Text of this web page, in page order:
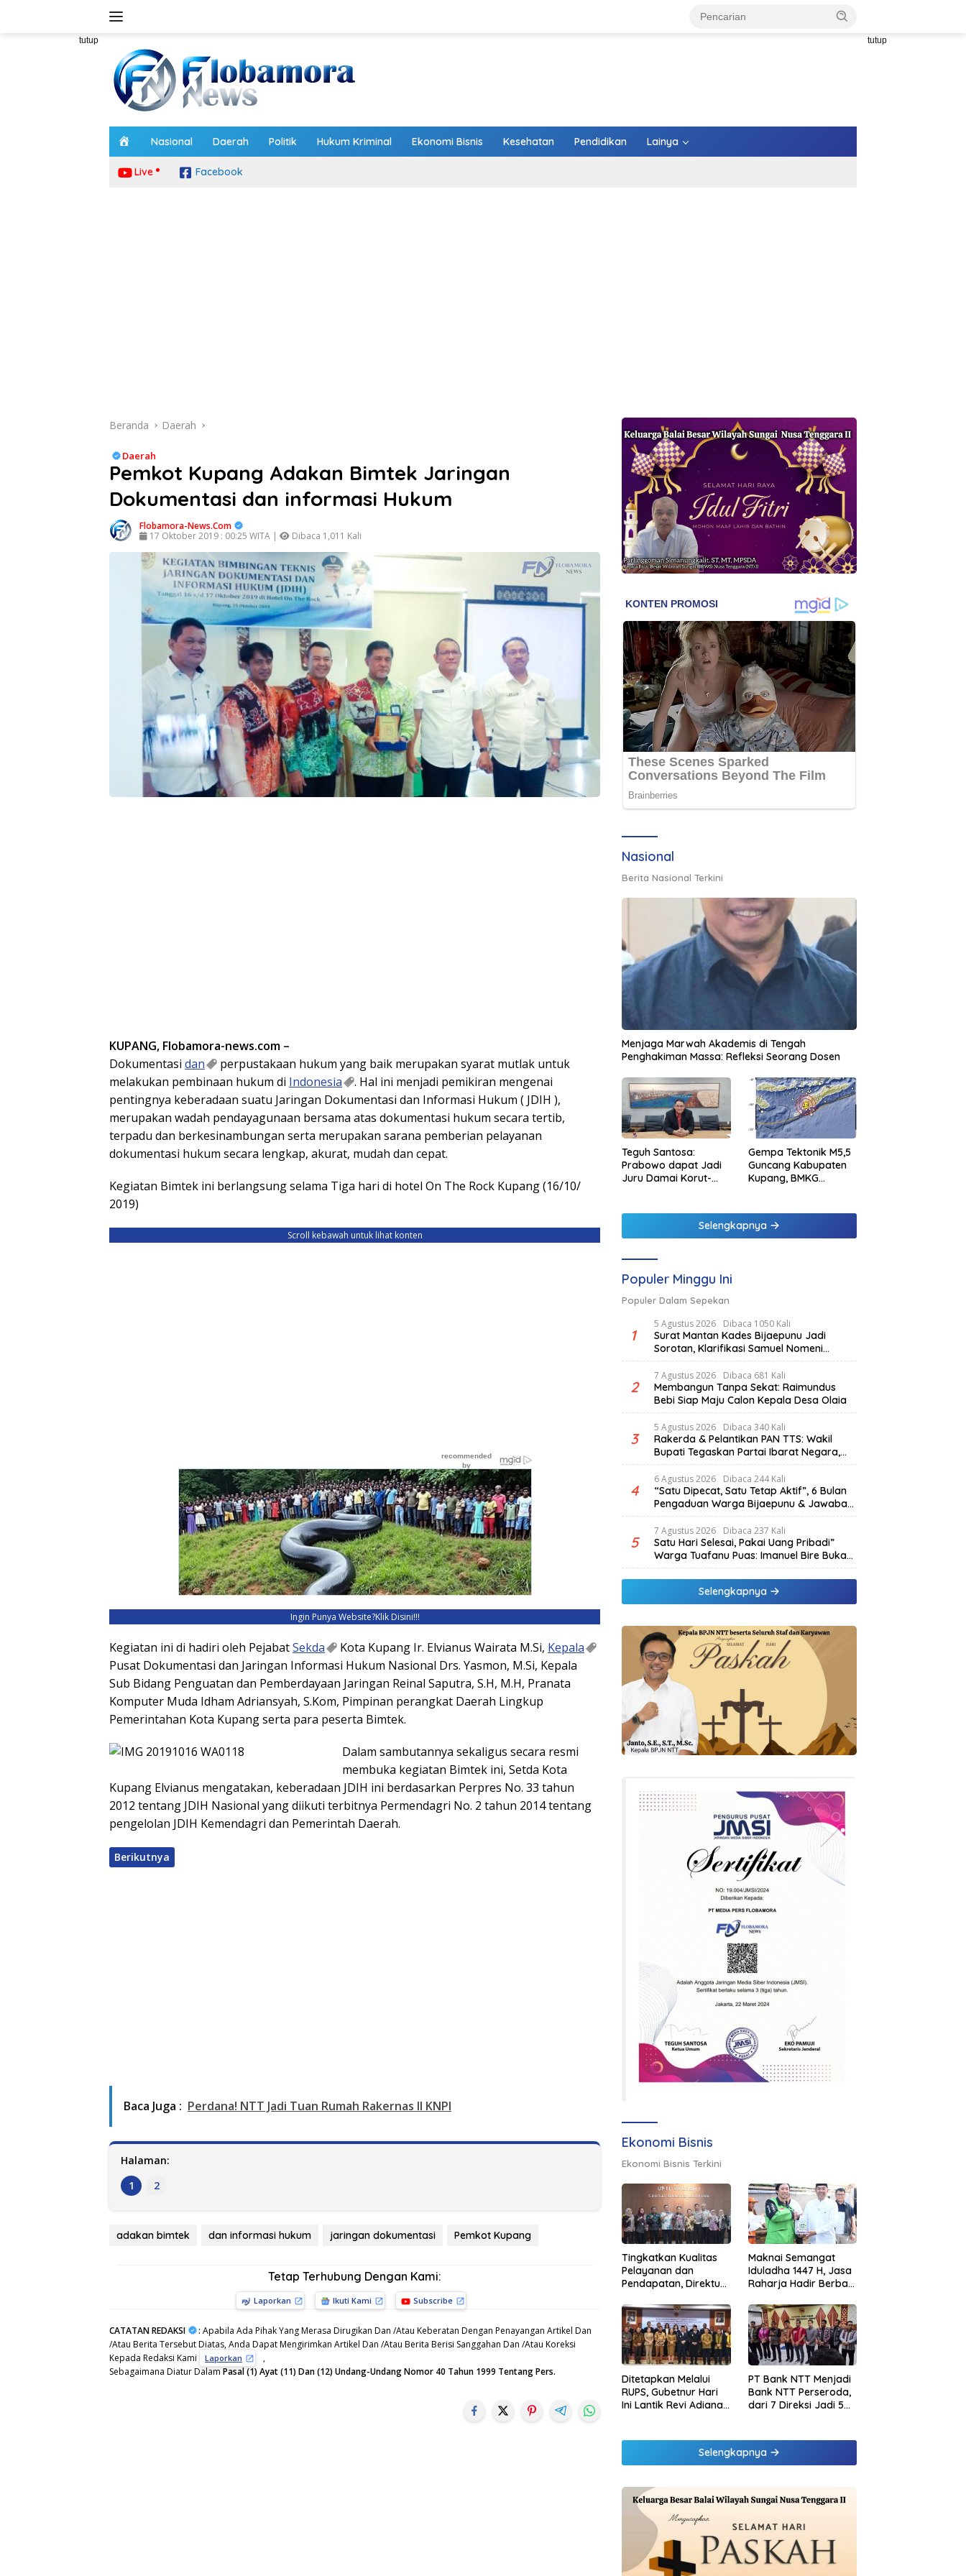
tutup tutup
o
m
e
Nasional Daerah Politik Hukum Kriminal Ekonomi Bisnis Kesehatan Pendidikan Lainya
Live Facebook
Beranda Daerah
Daerah
Pemkot Kupang Adakan Bimtek Jaringan
Dokumentasi dan informasi Hukum
Flobamora-News.Com
17 Oktober 2019 : 00:25 WITA |
Dibaca 1,011 Kali
KUPANG, Flobamora-news.com –
Dokumentasi dan
perpustakaan hukum yang baik merupakan syarat mutlak untuk
melakukan pembinaan hukum di Indonesia
. Hal ini menjadi pemikiran mengenai
pentingnya keberadaan suatu Jaringan Dokumentasi dan Informasi Hukum ( JDIH ),
merupakan wadah pendayagunaan bersama atas dokumentasi hukum secara tertib,
terpadu dan berkesinambungan serta merupakan sarana pemberian pelayanan
dokumentasi hukum secara lengkap, akurat, mudah dan cepat.
Kegiatan Bimtek ini berlangsung selama Tiga hari di hotel On The Rock Kupang (16/10/
2019)
Scroll kebawah untuk lihat konten
Ingin Punya Website?Klik Disini!!!
Kegiatan ini di hadiri oleh PejabatSekda Kota Kupang Ir. Elvianus Wairata M.Si, Kepala
Pusat Dokumentasi dan Jaringan Informasi Hukum Nasional Drs. Yasmon, M.Si, Kepala
Sub Bidang Penguatan dan Pemberdayaan Jaringan Reinal Saputra, S.H, M.H, Pranata
Komputer Muda Idham Adriansyah, S.Kom, Pimpinan perangkat Daerah Lingkup
Pemerintahan Kota Kupang serta para peserta Bimtek.
Dalam sambutannya sekaligus secara resmi
membuka kegiatan Bimtek ini, Setda Kota
Kupang Elvianus mengatakan, keberadaan JDIH ini berdasarkan Perpres No. 33 tahun
2012 tentang JDIH Nasional yang diikuti terbitnya Permendagri No. 2 tahun 2014 tentang
pengelolan JDIH Kemendagri dan Pemerintah Daerah.
Berikutnya
Baca Juga : Perdana! NTT Jadi Tuan Rumah Rakernas II KNPI
Halaman:
1
2
adakan bimtek dan informasi hukum jaringan dokumentasi Pemkot Kupang
Tetap Terhubung Dengan Kami:
Laporkan Ikuti Kami Subscribe
CATATAN REDAKSI : Apabila Ada Pihak Yang Merasa Dirugikan Dan /Atau Keberatan Dengan Penayangan Artikel Dan
/Atau Berita Tersebut Diatas, Anda Dapat Mengirimkan Artikel Dan /Atau Berita Berisi Sanggahan Dan /Atau Koreksi
Kepada Redaksi Kami
Laporkan
,
Sebagaimana Diatur DalamPasal (1) Ayat (11) Dan (12) Undang-Undang Nomor 40 Tahun 1999 Tentang Pers.
Nasional
Berita Nasional Terkini
Menjaga Marwah Akademis di Tengah
Penghakiman Massa: Refleksi Seorang Dosen
Teguh Santosa:
Prabowo dapat Jadi
Juru Damai Korut-
Gempa Tektonik M5,5
Guncang Kabupaten
Kupang, BMKG
Selengkapnya
Populer Minggu Ini
Populer Dalam Sepekan
1
5 Agustus 2026 Dibaca 1050 Kali
Surat Mantan Kades Bijaepunu Jadi
Sorotan, Klarifikasi Samuel Nomeni
Berbeda dengan Isi Dokumen yang
Beredar
2
7 Agustus 2026 Dibaca 681 Kali
Membangun Tanpa Sekat: Raimundus
Bebi Siap Maju Calon Kepala Desa Olaia
3
5 Agustus 2026 Dibaca 340 Kali
Rakerda & Pelantikan PAN TTS: Wakil
Bupati Tegaskan Partai Ibarat Negara,
SPK Buka Kabar Sawah 3.000 Hektar &
Larangan Politik Uang
4
6 Agustus 2026 Dibaca 244 Kali
“Satu Dipecat, Satu Tetap Aktif”, 6 Bulan
Pengaduan Warga Bijaepunu & Jawaban
Asisten I TTS: Pelan-pelan, Tapi Pasti.
5
7 Agustus 2026 Dibaca 237 Kali
Satu Hari Selesai, Pakai Uang Pribadi”
Warga Tuafanu Puas: Imanuel Bire Bukan
Menunggu, Tapi Langsung Bekerja
Selengkapnya
Ekonomi Bisnis
Ekonomi Bisnis Terkini
Tingkatkan Kualitas
Pelayanan dan
Pendapatan, Direktur
Raharja Berikan
Pembinaan di
Lampung dan Tinjau
Samsat Rajabasa
Maknai Semangat
Iduladha 1447 H, Jasa
Raharja Hadir Berbagi
melalui Penyaluran
Paket Daging Kurban
Ditetapkan Melalui
RUPS, Gubetnur Hari
Ini Lantik Revi Adiana
PT Bank NTT Menjadi
Bank NTT Perseroda,
dari 7 Direksi Jadi 5
Komisaris
Selengkapnya